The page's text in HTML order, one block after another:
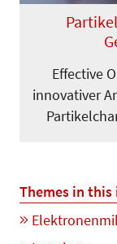
Effective
innovativer
Themes in this